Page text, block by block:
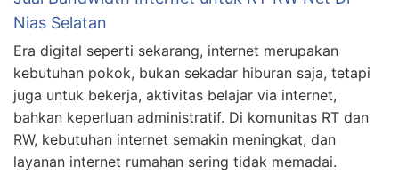
Nias Selatan
Era digital seperti sekarang, internet merupakan
kebutuhan pokok, bukan sekadar hiburan saja, tetapi
juga untuk bekerja, aktivitas belajar via internet,
bahkan keperluan administratif. Di komunitas RT dan
RW, kebutuhan internet semakin meningkat, dan
layanan internet rumahan sering tidak memadai.